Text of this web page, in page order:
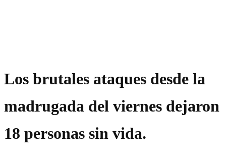
Los brutales ataques desde la
madrugada del viernes dejaron
18 personas sin vida.